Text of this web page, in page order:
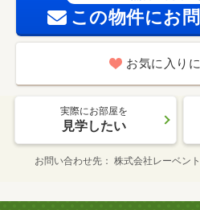
この物件にお
お気に入り
実際にお部屋を
見学したい
お問い合わせ先 株式会社レーベン